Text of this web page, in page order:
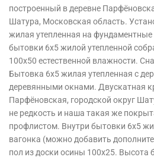
построенный в деревне
Шатура, Московская область.
жилая утепленная на
бытовки 6х5 жилой утепленной
100х50 естественной влажности.
Бытовка 6х5 жилая утепленная с
деревянными окнами. Двускатная
Парфёновская, городской округ
не редкость и наша такая же
профлистом. Внутри бытовки 6х5
вагонка (можно добавить
пол из доски осины 100х25. Высота